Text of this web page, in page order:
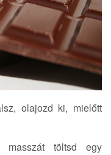
olajozd ki, mielőtt
masszát töltsd egy